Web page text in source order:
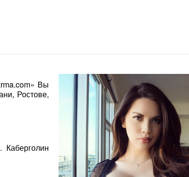
Вы
Ростове,